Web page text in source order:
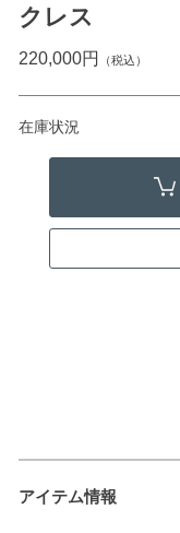
クレス
220,000円 （税込）
在庫状況
アイテム情報